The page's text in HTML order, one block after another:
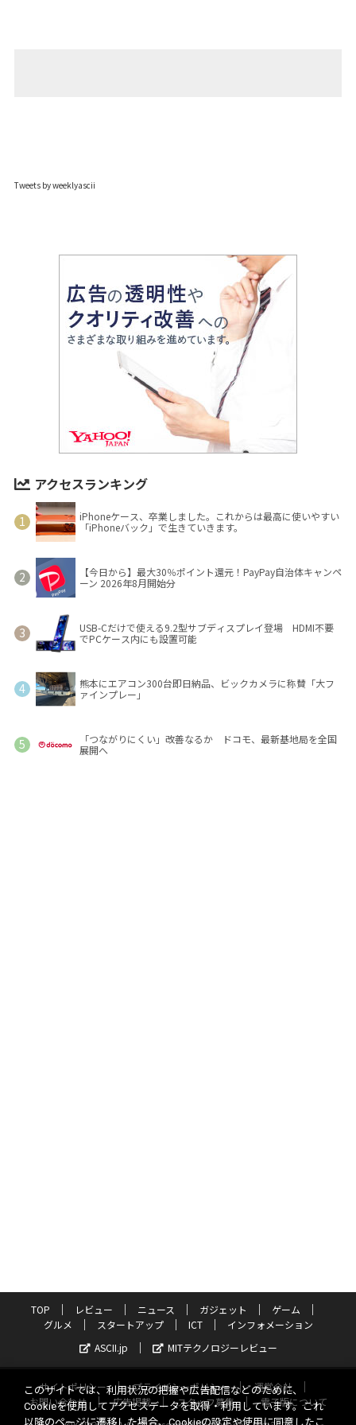
Tweets by weeklyascii
アクセスランキング
iPhoneケース、卒業しました。これからは最高に使いやすい
「iPhoneバック」で生きていきます。
【今日から】最大30％ポイント還元！PayPay自治体キャンペ
ーン 2026年8月開始分
USB-Cだけで使える9.2型サブディスプレイ登場 HDMI不要
でPCケース内にも設置可能
熊本にエアコン300台即日納品、ビックカメラに称賛「大フ
ァインプレー」
「つながりにくい」改善なるか ドコモ、最新基地局を全国
展開へ
TOP レビュー ニュース ガジェット
ゲーム
グルメ
スタートアップ ICT
インフォメーション
ASCII.jp
MITテクノロジーレビュー
サイトポリシー プライバシーポリシー
運営会社
お問い合わせ
広告掲載 スタッフ募集
電子版について
このサイトでは、利用状況の把握や広告配信などのために、
Cookieを使用してアクセスデータを取得・利用しています。これ
以降のページに遷移した場合、Cookieの設定や使用に同意したこ